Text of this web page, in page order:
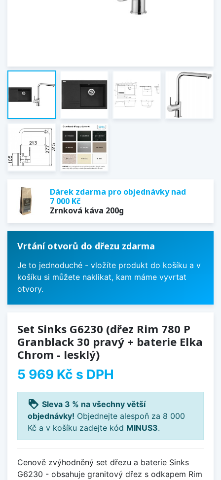
Dárek zdarma pro objednávky nad
7 000 Kč
Zrnková káva 200g
Vrtání otvorů do dřezu zdarma
Je to jednoduché - vložíte produkt do košíku a v
košíku si můžete naklikat, kam máme vyvrtat
otvory.
Set Sinks G6230 (dřez Rim 780 P
Granblack 30 pravý + baterie Elka
Chrom - lesklý)
5 969 Kč s DPH
loyalty Sleva 3 % na všechny větší
objednávky! Objednejte alespoň za 8 000
Kč a v košíku zadejte kód MINUS3.
Cenově zvýhodněný set dřezu a baterie Sinks
G6230 - obsahuje granitový dřez s odkapem Rim